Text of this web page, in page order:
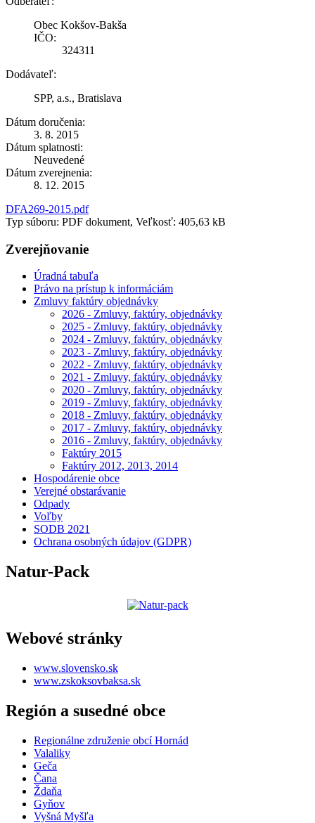
Obec Kokšov-Bakša
IČO:
324311
Dodávateľ:
SPP, a.s., Bratislava
Dátum doručenia:
3. 8. 2015
Dátum splatnosti:
Neuvedené
Dátum zverejnenia:
8. 12. 2015
DFA269-2015.pdf
Typ súboru: PDF dokument, Veľkosť: 405,63 kB
Zverejňovanie
Úradná tabuľa
Právo na prístup k informáciám
Zmluvy faktúry objednávky
2026 - Zmluvy, faktúry, objednávky
2025 - Zmluvy, faktúry, objednávky
2024 - Zmluvy, faktúry, objednávky
2023 - Zmluvy, faktúry, objednávky
2022 - Zmluvy, faktúry, objednávky
2021 - Zmluvy, faktúry, objednávky
2020 - Zmluvy, faktúry, objednávky
2019 - Zmluvy, faktúry, objednávky
2018 - Zmluvy, faktúry, objednávky
2017 - Zmluvy, faktúry, objednávky
2016 - Zmluvy, faktúry, objednávky
Faktúry 2015
Faktúry 2012, 2013, 2014
Hospodárenie obce
Verejné obstarávanie
Odpady
Voľby
SODB 2021
Ochrana osobných údajov (GDPR)
Natur-Pack
Webové stránky
www.slovensko.sk
www.zskoksovbaksa.sk
Región a susedné obce
Regionálne združenie obcí Hornád
Valaliky
Geča
Čana
Ždaňa
Gyňov
Vyšná Myšľa